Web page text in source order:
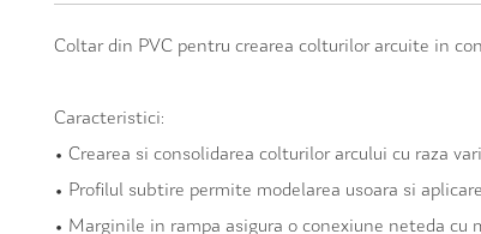
Coltar din PVC pentru crearea colturilor arcuite in
Caracteristici:
• Crearea si consolidarea colturilor arcului cu raza
• Profilul subtire permite modelarea usoara si
• Marginile in rampa asigura o conexiune neteda cu